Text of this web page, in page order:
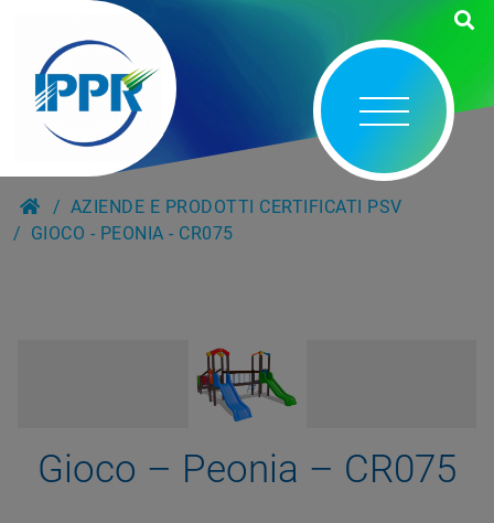
AZIENDE E PRODOTTI CERTIFICATI PSV
GIOCO - PEONIA - CR075
Gioco – Peonia – CR075